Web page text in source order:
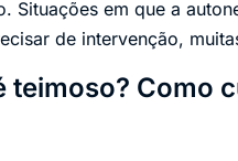
Situações em que a
de intervenção,
teimoso? Como